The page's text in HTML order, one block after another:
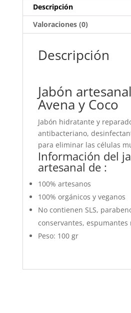
Descripción
Valoraciones (0)
Descripción
Jabón
Avena y Coco
Jabón hidratante y
antibacteriano,
para eliminar las células
Información del
artesanal de :
100% artesanos
100% orgánicos y veganos
No contienen SLS,
conservantes,
Peso: 100 gr